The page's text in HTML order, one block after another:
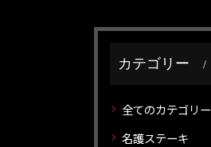
カテゴリー
全てのカテゴリー
名護ステーキ